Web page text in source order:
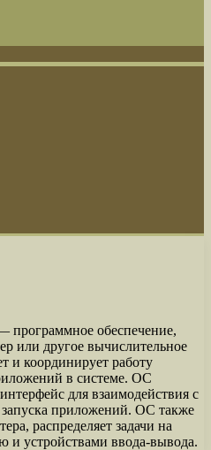
программное обеспечение,
или другое вычислительное
и координирует работу
в системе. ОС
для взаимодействия с
приложений. ОС также
распределяет задачи на
и устройствами ввода-вывода.